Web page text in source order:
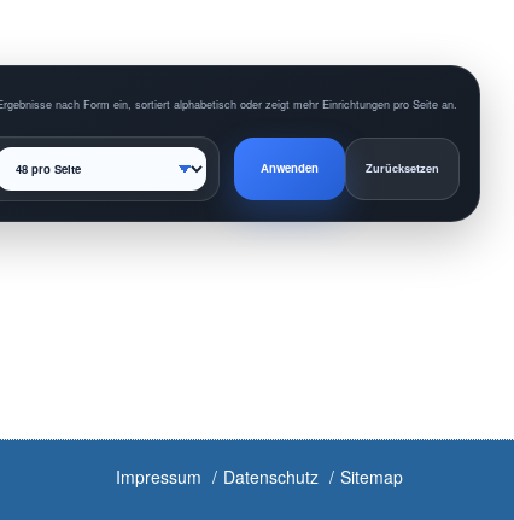
nach Form ein, sortiert alphabetisch oder zeigt mehr Einrichtungen pro Seite an.
Anwenden Zurücksetzen
Impressum Datenschutz Sitemap